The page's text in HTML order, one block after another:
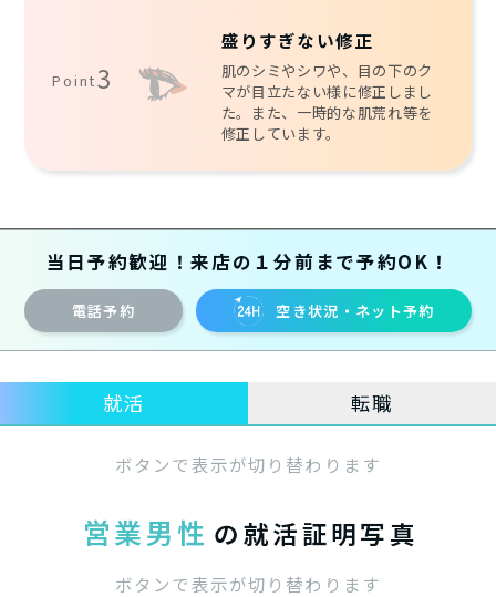
Point3
盛りすぎない修正
肌のシミやシワや、目の下のク
マが目立たない様に修正しまし
た。また、一時的な肌荒れ等を
修正しています。
当日予約歓迎！来店の１分前まで予約OK！
電話予約 空き状況・ネット予約
就活 転職
ボタンで表示が切り替わります
営業男性 の就活証明写真
ボタンで表示が切り替わります